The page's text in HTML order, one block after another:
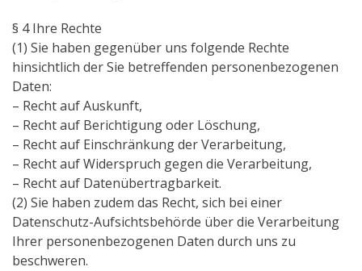
§ 4 Ihre Rechte
(1) Sie haben gegenüber uns folgende Rechte
hinsichtlich der Sie betreffenden personenbezogenen
Daten:
– Recht auf Auskunft,
– Recht auf Berichtigung oder Löschung,
– Recht auf Einschränkung der Verarbeitung,
– Recht auf Widerspruch gegen die Verarbeitung,
– Recht auf Datenübertragbarkeit.
(2) Sie haben zudem das Recht, sich bei einer
Datenschutz-Aufsichtsbehörde über die Verarbeitung
Ihrer personenbezogenen Daten durch uns zu
beschweren.